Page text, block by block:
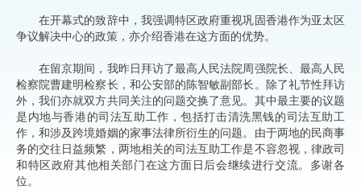
在开幕式的致辞中，我强调特区政府重视巩固香港作为亚太区
争议解决中心的政策，亦介绍香港在这方面的优势。
在留京期间，我昨日拜访了最高人民法院周强院长、最高人民
检察院曹建明检察长，和公安部的陈智敏副部长。除了礼节性拜访
外，我们亦就双方共同关注的问题交换了意见。其中最主要的议题
是内地与香港的司法互助工作，包括打击清洗黑钱的司法互助工
作，和涉及跨境婚姻的家事法律所衍生的问题。由于两地的民商事
务的交往日益频繁，两地相关的司法互助工作是不容忽视，律政司
和特区政府其他相关部门在这方面日后会继续进行交流。多谢各
位。